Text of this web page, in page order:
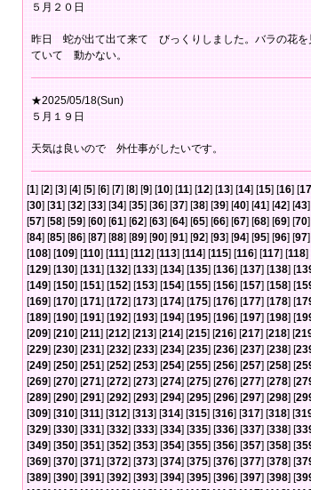
５月２０日
昨日 蛇が出て出て来て びっくりしました。バラの花を
ていて 動かない。
★2025/05/18(Sun)
５月１９日
天気は良いので 外仕事がしたいです。
[1] [2] [3] [4] [5] [6] [7] [8] [9] [10] [11] [12] [13] [14] [15] [16] [17
[30] [31] [32] [33] [34] [35] [36] [37] [38] [39] [40] [41] [42] [43
[57] [58] [59] [60] [61] [62] [63] [64] [65] [66] [67] [68] [69] [70
[84] [85] [86] [87] [88] [89] [90] [91] [92] [93] [94] [95] [96] [97
[108] [109] [110] [111] [112] [113] [114] [115] [116] [117] [118]
[129] [130] [131] [132] [133] [134] [135] [136] [137] [138] [
[149] [150] [151] [152] [153] [154] [155] [156] [157] [158] [
[169] [170] [171] [172] [173] [174] [175] [176] [177] [178] [
[189] [190] [191] [192] [193] [194] [195] [196] [197] [198] [
[209] [210] [211] [212] [213] [214] [215] [216] [217] [218] [
[229] [230] [231] [232] [233] [234] [235] [236] [237] [238] [
[249] [250] [251] [252] [253] [254] [255] [256] [257] [258] [
[269] [270] [271] [272] [273] [274] [275] [276] [277] [278] [
[289] [290] [291] [292] [293] [294] [295] [296] [297] [298] [
[309] [310] [311] [312] [313] [314] [315] [316] [317] [318] [
[329] [330] [331] [332] [333] [334] [335] [336] [337] [338] [
[349] [350] [351] [352] [353] [354] [355] [356] [357] [358] [
[369] [370] [371] [372] [373] [374] [375] [376] [377] [378] [
[389] [390] [391] [392] [393] [394] [395] [396] [397] [398] [